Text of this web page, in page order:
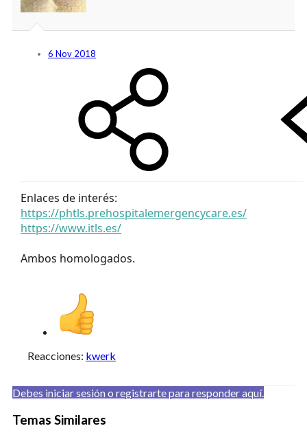
6 Nov 2018
Enlaces de interés:
https://phtls.prehospitalemergencycare.es/
https://www.itls.es/
Ambos homologados.
Reacciones: kwerk
Debes iniciar sesión o registrarte para responder aquí.
Temas Similares